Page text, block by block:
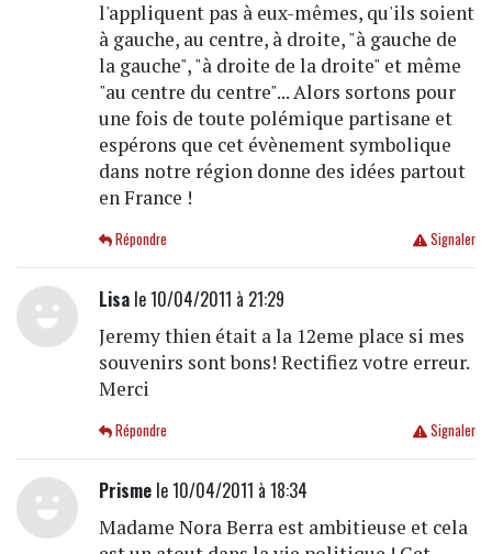
l'appliquent pas à eux-mêmes, qu'ils soient
à gauche, au centre, à droite, "à gauche de
la gauche", "à droite de la droite" et même
"au centre du centre"... Alors sortons pour
une fois de toute polémique partisane et
espérons que cet évènement symbolique
dans notre région donne des idées partout
en France !
Signaler
Répondre
Lisale 10/04/2011 à 21:29
Jeremy thien était a la 12eme place si mes
souvenirs sont bons! Rectifiez votre erreur.
Merci
Signaler
Répondre
Prismele 10/04/2011 à 18:34
Madame Nora Berra est ambitieuse et cela